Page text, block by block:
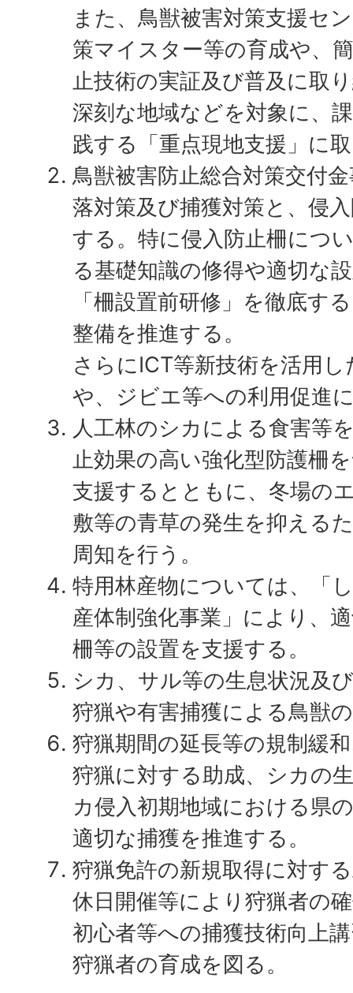
また、鳥獣被害対策支援セ
策マイスター等の育成や、
止技術の実証及び普及に取
深刻な地域などを対象に、
践する「重点現地支援」に
鳥獣被害防止総合対策交付
落対策及び捕獲対策と、侵
する。特に侵入防止柵につ
る基礎知識の修得や適切な
「柵設置前研修」を徹底す
整備を推進する。
さらにICT等新技術を活用
や、ジビエ等への利用促進
人工林のシカによる食害等
止効果の高い強化型防護柵
支援するとともに、冬場の
敷等の青草の発生を抑える
周知を行う。
特用林産物については、「
産体制強化事業」により、
柵等の設置を支援する。
シカ、サル等の生息状況及
狩猟や有害捕獲による鳥獣
狩猟期間の延長等の規制緩
狩猟に対する助成、シカの
カ侵入初期地域における県
適切な捕獲を推進する。
狩猟免許の新規取得に対す
休日開催等により狩猟者の
初心者等への捕獲技術向上
狩猟者の育成を図る。